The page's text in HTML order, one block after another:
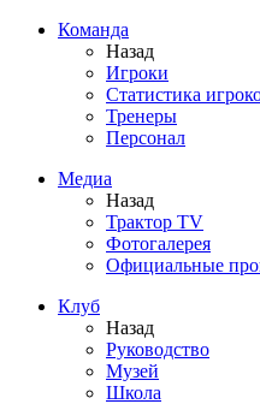
Команда
Назад
Игроки
Статистика
Тренеры
Персонал
Медиа
Назад
Трактор TV
Фотогалерея
Официальные
Клуб
Назад
Руководство
Музей
Школа